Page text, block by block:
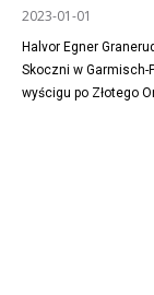
2023-01-01
Halvor Egner
Skoczni w Garmisch-
wyścigu po Złotego